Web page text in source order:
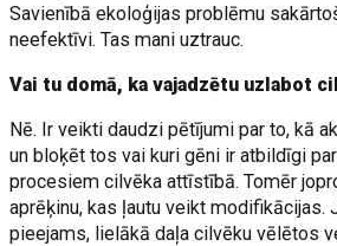
Savienībā ekoloģijas problēmu
neefektīvi. Tas mani uztrauc.
Vai tu domā, ka vajadzētu uzlabot
Nē. Ir veikti daudzi pētījumi par to, kā
un bloķēt tos vai kuri gēni ir atbildīgi
procesiem cilvēka attīstībā. Tomēr
aprēķinu, kas ļautu veikt modifikācijas.
pieejams, lielākā daļa cilvēku vēlētos